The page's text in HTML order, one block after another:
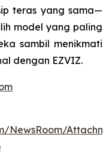
teras yang sama—
model yang paling
sambil menikmati
dengan EZVIZ.
NewsRoom/